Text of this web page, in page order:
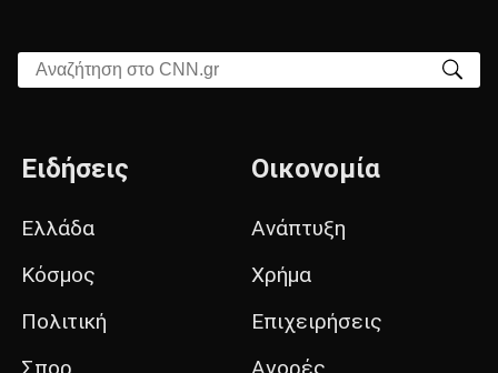
Αναζήτηση στο CNN.gr
Ειδήσεις
Ελλάδα
Κόσμος
Πολιτική
Οικονομία
Ανάπτυξη
Χρήμα
Επιχειρήσεις